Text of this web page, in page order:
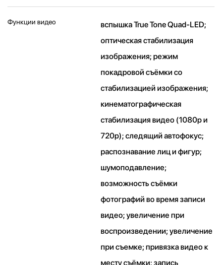
Функции видео
вспышка True Tone Quad-LED;
оптическая стабилизация
изображения; режим
покадровой съёмки со
стабилизацией изображения;
кинематографическая
стабилизация видео (1080p и
720p); следящий автофокус;
распознавание лиц и фигур;
шумоподавление;
возможность съёмки
фотографий во время записи
видео; увеличение при
воспроизведении; увеличение
при съемке; привязка видео к
месту съёмки; запись